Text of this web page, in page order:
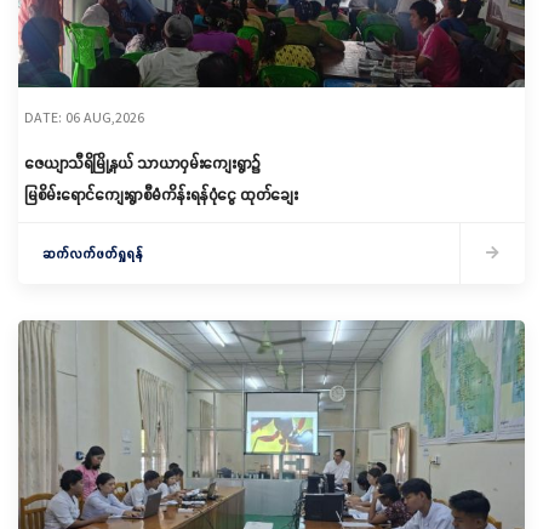
DATE: 06 AUG,2026
ဇေယျာသီရိမြို့နယ် သာယာဝှမ်းကျေးရွာ၌
မြစိမ်းရောင်ကျေးရွာစီမံကိန်းရန်ပုံငွေ ထုတ်ချေး
ဆက်လက်ဖတ်ရှုရန်